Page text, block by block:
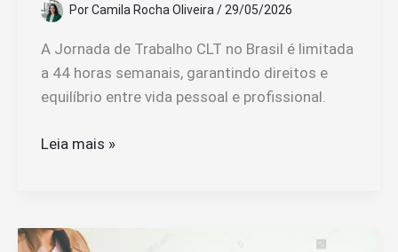
PorCamila Rocha Oliveira/29/05/2026
A Jornada de Trabalho CLT no Brasil é limitada
a 44 horas semanais, garantindo direitos e
equilíbrio entre vida pessoal e profissional.
Quantas
CLT
Leia mais »